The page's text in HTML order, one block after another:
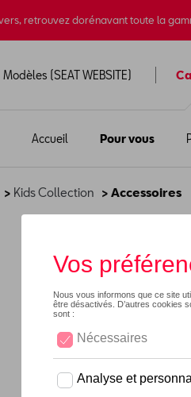
retrouvez dorénavant toute la
Modèles (SEAT WEBSITE)
Accueil Pour vous
> Kids Collection > Accessoires